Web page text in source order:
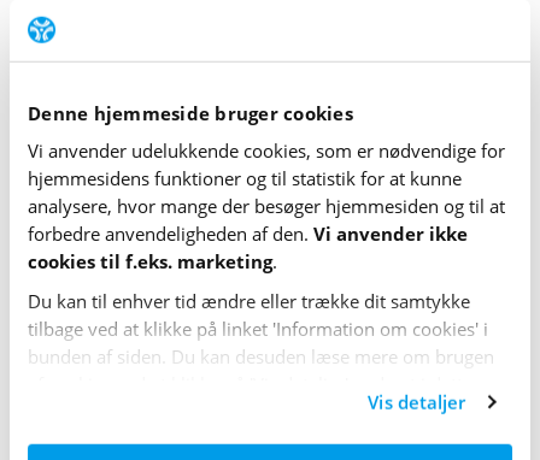
Denne hjemmeside bruger cookies
Vi anvender udelukkende cookies, som er nødvendige for
hjemme­sidens funktioner og til statistik for at kunne
analysere, hvor mange der besøger hjemme­siden og til at
forbedre anvende­lig­heden af den. Vi anvender ikke
cookies til f.eks. marketing.
Du kan til enhver tid ændre eller trække dit samtykke
tilbage ved at klikke på linket 'Information om cookies' i
bunden af siden. Du kan desuden læse mere om brugen
Vis detaljer
Forskning om emnet
Find selv mere forskning